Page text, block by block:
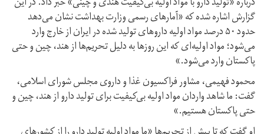
گزارش اشاره شده که «آمارهای رسمی وزارت بهداشت نشان می‌دهد
حدود ۵۰ درصد مواد اولیه داروهای تولید شده در ایران از خارج وارد
می‌شود؛ مواد اولیه‌ای که این روزها به دلیل تحریم‌ها از هند، چین و حتی
پاکستان وارد می‌شود.»
محمود فهیمی، مشاور فراکسیون غذا و داروی مجلس شورای اسلامی،
گفت: ما شاهد واردان مواد اولیه بی‌کیفیت برای تولید دارو از هند، چین و
حتی پاکستان هستیم.»